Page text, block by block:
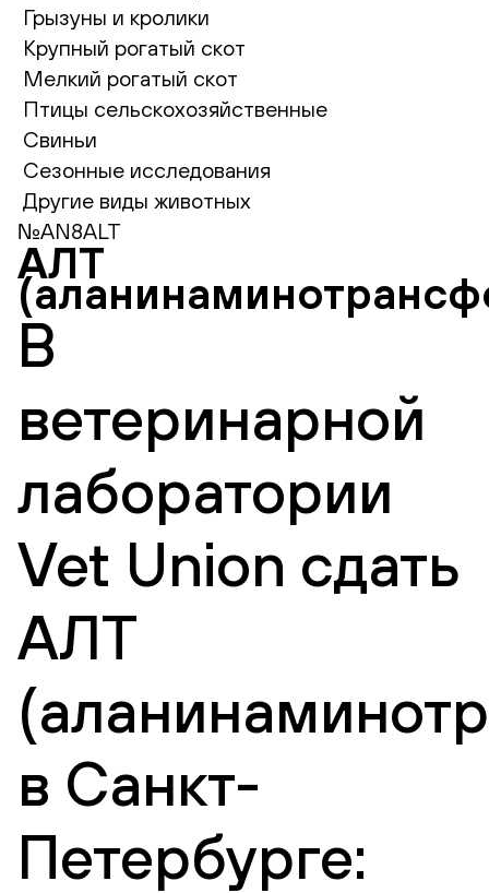
Грызуны и кролики
Крупный рогатый скот
Мелкий рогатый скот
Птицы сельскохозяйственные
Свиньи
Сезонные исследования
Другие виды животных
№AN8ALT
АЛТ
В
ветеринарной
лаборатории
Vet Union сдать
АЛТ
в Санкт-
Петербурге: